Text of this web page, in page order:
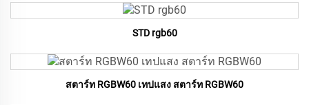
STD rgb60
สตาร์ท RGBW60 เทปแสง สตาร์ท RGBW60